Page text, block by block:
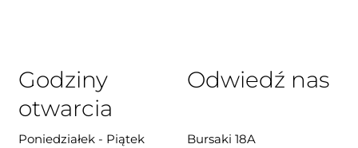
Odwiedź nas
Bursaki 18A
Godziny
otwarcia
Poniedziałek - Piątek